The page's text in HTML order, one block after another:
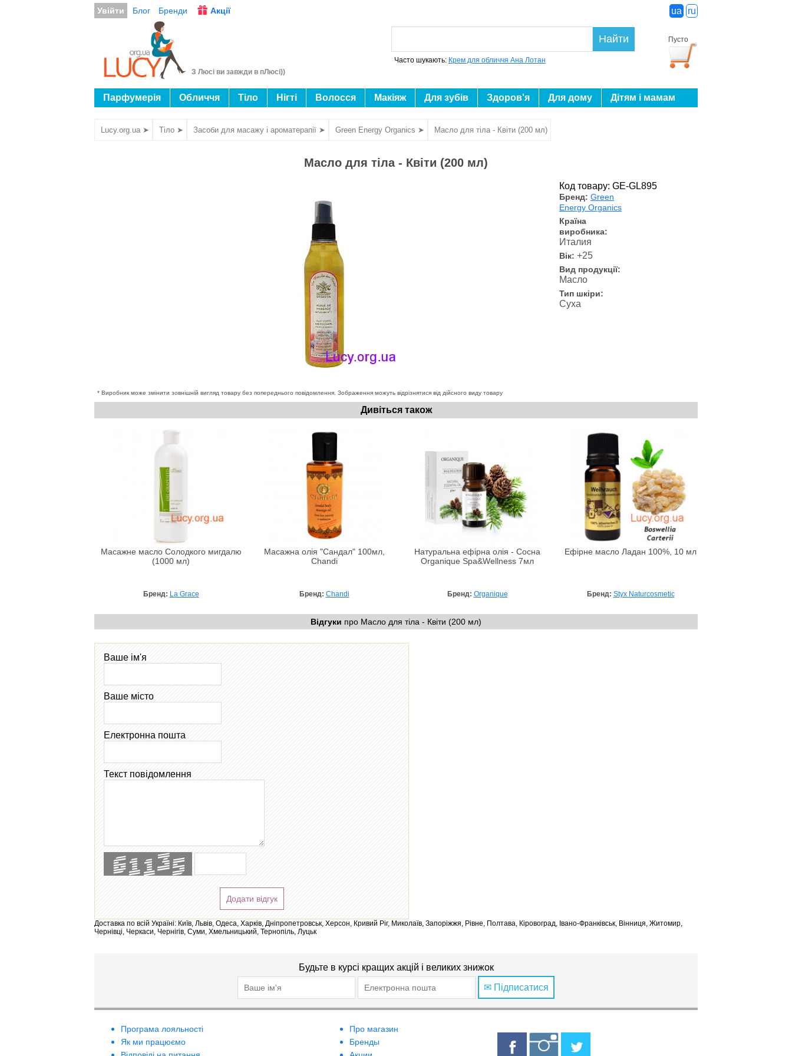
Увійти Блог Бренди Акції ua ru
З Люсі ви завжди в пЛюсі))
Пусто
Найти
Часто шукають: Крем для обличчя Ана Лотан
Парфумерія Обличчя Тіло Нігті Волосся Макіяж Для зубів Здоров'я Для дому Дітям і мамам
Lucy.org.ua ➤ Тіло ➤ Засоби для масажу і ароматерапії ➤ Green Energy Organics ➤ Масло для тіла - Квіти (200 мл)
Масло для тіла - Квіти (200 мл)
* Виробник може змінити зовнішній вигляд товару без попереднього повідомлення. Зображення можуть відрізнятися від дійсного виду товару
Код товару: GE-GL895
Бренд: Green
Energy Organics
Країна
виробника:
Италия
Вік: +25
Вид продукції:
Масло
Тип шкіри:
Суха
Дивіться також
Масажне масло Солодкого мигдалю
(1000 мл)
Бренд: La Grace
Масажна олія "Сандал" 100мл,
Chandi
Бренд: Chandi
Натуральна ефірна олія - Сосна
Organique Spa&Wellness 7мл
Бренд: Organique
Ефірне масло Ладан 100%, 10 мл
Бренд: Styx Naturcosmetic
Відгуки про Масло для тіла - Квіти (200 мл)
Ваше ім'я
Ваше місто
Електронна пошта
Текст повідомлення
Додати відгук
Доставка по всій Україні: Київ, Львів, Одеса, Харків, Дніпропетровськ, Херсон, Кривий Ріг, Миколаїв, Запоріжжя, Рівне, Полтава, Кіровоград, Івано-Франківськ, Вінниця, Житомир,
Чернівці, Черкаси, Чернігів, Суми, Хмельницький, Тернопіль, Луцьк
Будьте в курсі кращих акцій і великих знижок
✉ Підписатися
Програма лояльності
Як ми працюємо
Про магазин
Бренды